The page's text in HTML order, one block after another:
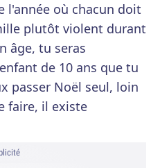
l'année où chacun doit
plutôt violent durant
âge, tu seras
de 10 ans que tu
passer Noël seul, loin
faire, il existe